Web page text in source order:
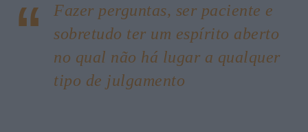
Fazer perguntas, ser paciente e
sobretudo ter um espírito aberto
no qual não há lugar a qualquer
tipo de julgamento